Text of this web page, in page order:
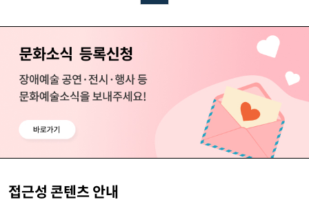
접근성 콘텐츠 안내